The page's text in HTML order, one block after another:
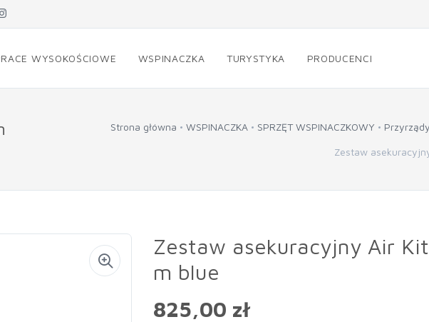
WYSOKOŚCIOWE WSPINACZKA TURYSTYKA PRODUCENCI
Strona główna WSPINACZKA SPRZĘT WSPINACZKOWY
Zestaw
Zestaw asekuracyjny Air
m blue
825,00 zł